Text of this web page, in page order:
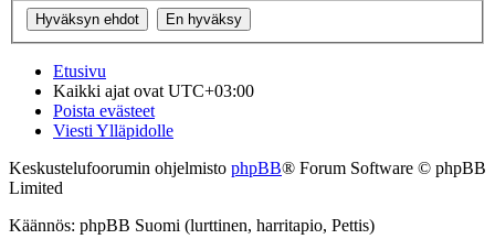
Etusivu
Kaikki ajat ovat UTC+03:00
Poista evästeet
Viesti Ylläpidolle
Keskustelufoorumin ohjelmisto phpBB® Forum Software © phpBB
Limited
Käännös: phpBB Suomi (lurttinen, harritapio, Pettis)